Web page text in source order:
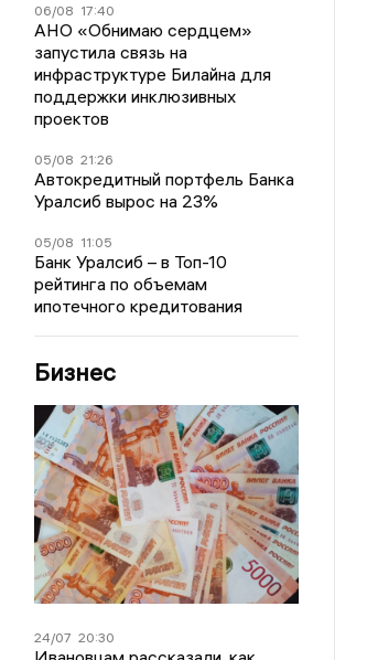
06/08 17:40
АНО «Обнимаю сердцем»
запустила связь на
инфраструктуре Билайна для
поддержки инклюзивных
проектов
05/08 21:26
Автокредитный портфель Банка
Уралсиб вырос на 23%
05/08 11:05
Банк Уралсиб – в Топ-10
рейтинга по объемам
ипотечного кредитования
Бизнес
24/07 20:30